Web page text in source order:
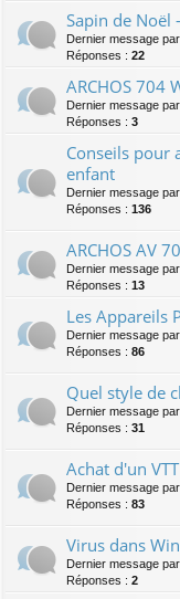
Sapin de Noël
Dernier message par
Réponses : 22
ARCHOS 704
Dernier message par
Réponses : 3
Conseils pour
enfant
Dernier message par
Réponses : 136
ARCHOS AV
Dernier message par
Réponses : 13
Les Appareils
Dernier message par
Réponses : 86
Quel style de
Dernier message par
Réponses : 31
Achat d'un
Dernier message par
Réponses : 83
Virus dans
Dernier message par
Réponses : 2